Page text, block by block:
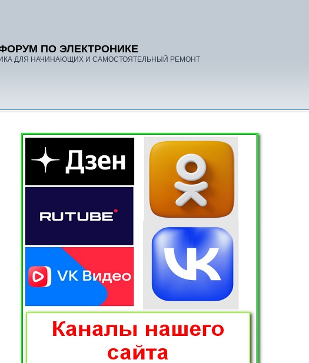
ПО ЭЛЕКТРОНИКЕ
ДЛЯ НАЧИНАЮЩИХ И САМОСТОЯТЕЛЬНЫЙ РЕМОНТ